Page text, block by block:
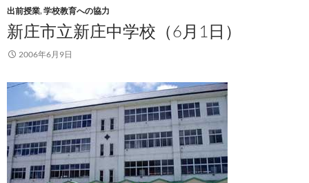
出前授業,学校教育への協力
新庄市立新庄中学校（6月1日）
2006年6月9日